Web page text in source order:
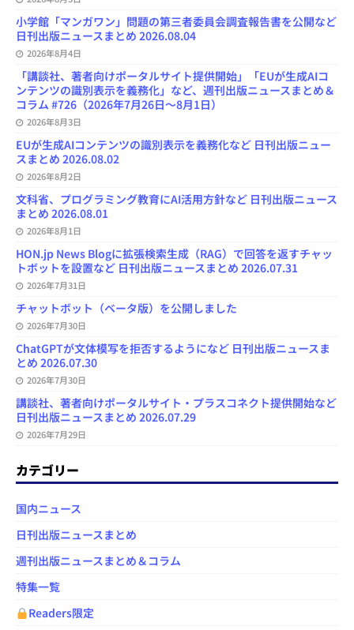
小学館「マンガワン」問題の第三者委員会調査報告書を公開など
日刊出版ニュースまとめ 2026.08.04
2026年8月4日
「講談社、著者向けポータルサイト提供開始」「EUが生成AIコ
ンテンツの識別表示を義務化」など、週刊出版ニュースまとめ＆
コラム #726（2026年7月26日～8月1日）
2026年8月3日
EUが生成AIコンテンツの識別表示を義務化など 日刊出版ニュー
スまとめ 2026.08.02
2026年8月2日
文科省、プログラミング教育にAI活用方針など 日刊出版ニュース
まとめ 2026.08.01
2026年8月1日
HON.jp News Blogに拡張検索生成（RAG）で回答を返すチャッ
トボットを設置など 日刊出版ニュースまとめ 2026.07.31
2026年7月31日
チャットボット（ベータ版）を公開しました
2026年7月30日
ChatGPTが文体模写を拒否するようになど 日刊出版ニュースま
とめ 2026.07.30
2026年7月30日
講談社、著者向けポータルサイト・プラスコネクト提供開始など
日刊出版ニュースまとめ 2026.07.29
2026年7月29日
カテゴリー
国内ニュース
日刊出版ニュースまとめ
週刊出版ニュースまとめ＆コラム
特集一覧
Readers限定